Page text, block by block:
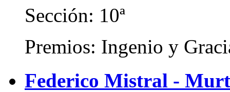
Sección: 10ª
Premios: Ingenio y
Federico Mistral -